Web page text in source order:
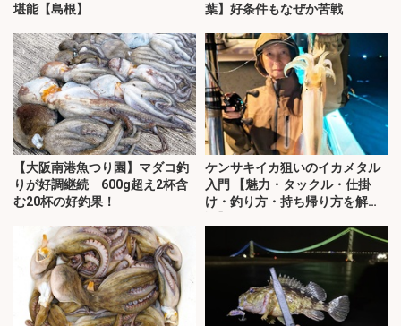
堪能【島根】
葉】好条件もなぜか苦戦
【大阪南港魚つり園】マダコ釣
りが好調継続 600g超え2杯含
む20杯の好釣果！
ケンサキイカ狙いのイカメタル
入門 【魅力・タックル・仕掛
け・釣り方・持ち帰り方を解